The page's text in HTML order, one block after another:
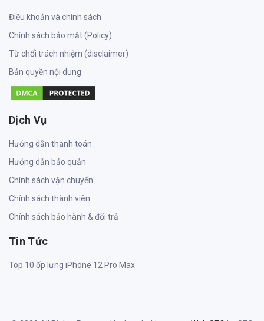
Điều khoản và chính sách
Chính sách bảo mật (Policy)
Từ chối trách nhiệm (disclaimer)
Bản quyền nội dung
Dịch Vụ
Hướng dẫn thanh toán
Hướng dẫn bảo quản
Chính sách vận chuyển
Chính sách thành viên
Chính sách bảo hành & đổi trả
Tin Tức
Top 10 ốp lưng iPhone 12 Pro Max